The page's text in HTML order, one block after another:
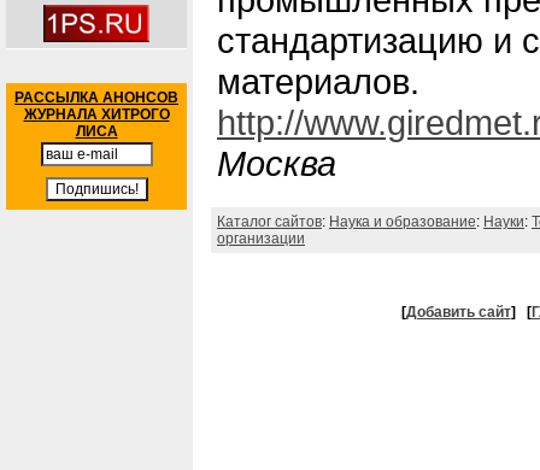
РАССЫЛКА АНОНСОВ
ЖУРНАЛА ХИТРОГО
ЛИСА
стандартизацию и
материалов.
http://
Москва
Каталог сайтов: Наука и образование: Науки:
организации
[Добавить сайт] [